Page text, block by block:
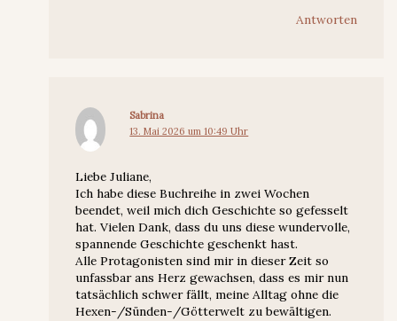
Antworten
Sabrina
13. Mai 2026 um 10:49 Uhr
Liebe Juliane,
Ich habe diese Buchreihe in zwei Wochen
beendet, weil mich dich Geschichte so gefesselt
hat. Vielen Dank, dass du uns diese wundervolle,
spannende Geschichte geschenkt hast.
Alle Protagonisten sind mir in dieser Zeit so
unfassbar ans Herz gewachsen, dass es mir nun
tatsächlich schwer fällt, meine Alltag ohne die
Hexen-/Sünden-/Götterwelt zu bewältigen.